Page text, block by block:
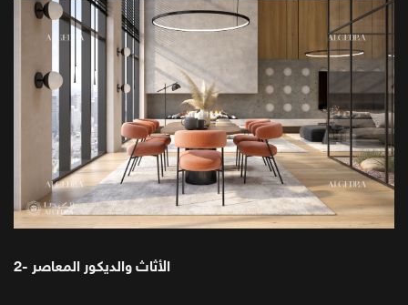
2- الأثاث والديكور المعاصر